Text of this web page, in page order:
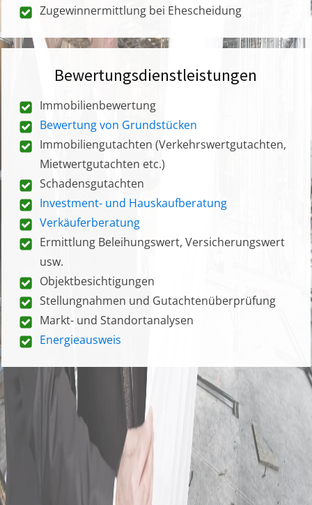
Zugewinnermittlung bei Ehescheidung
Bewertungsdienstleistungen
Immobilienbewertung
Bewertung von Grundstücken
Immobiliengutachten (Verkehrswertgutachten,
Mietwertgutachten etc.)
Schadensgutachten
Investment- und Hauskaufberatung
Verkäuferberatung
Ermittlung Beleihungswert, Versicherungswert
usw.
Objektbesichtigungen
Stellungnahmen und Gutachtenüberprüfung
Markt- und Standortanalysen
Energieausweis